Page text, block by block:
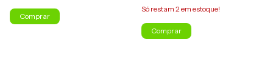
Comprar
Só restam 2em estoque!
Comprar